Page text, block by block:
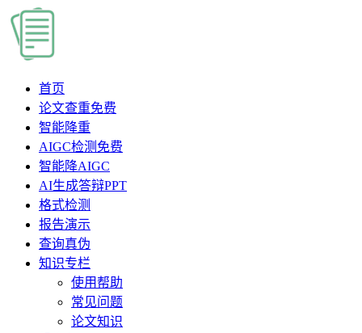
首页
论文查重免费
智能降重
AIGC检测 免费
智能降AIGC
AI生成答辩PPT
格式检测
报告演示
查询真伪
知识专栏
使用帮助
常见问题
论文知识